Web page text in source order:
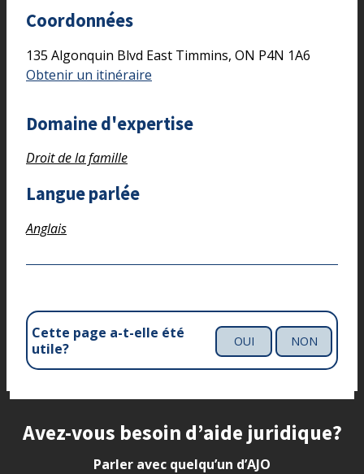
Coordonnées
135 Algonquin Blvd East Timmins, ON P4N 1A6
Obtenir un itinéraire
Domaine d'expertise
Droit de la famille
Langue parlée
Anglais
Cette page a-t-elle été
utile?
OUI NON
Site footer
Avez-vous besoin d’aide juridique?
Parler avec quelqu’un d’AJO